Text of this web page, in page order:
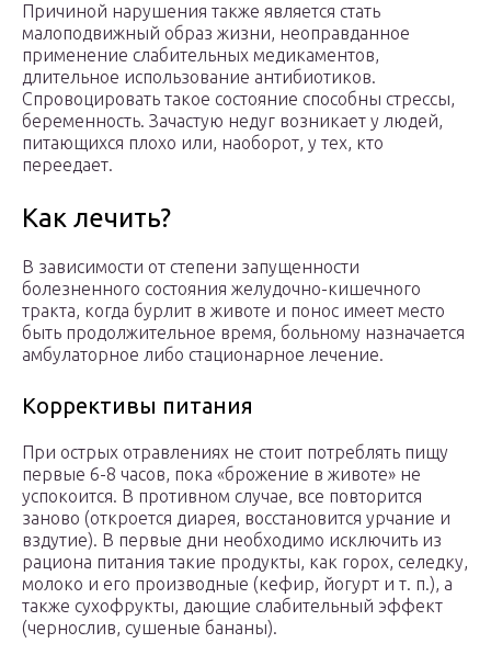
Причиной нарушения также является стать
малоподвижный образ жизни, неоправданное
применение слабительных медикаментов,
длительное использование антибиотиков.
Спровоцировать такое состояние способны стрессы,
беременность. Зачастую недуг возникает у людей,
питающихся плохо или, наоборот, у тех, кто
переедает.
Как лечить?
В зависимости от степени запущенности
болезненного состояния желудочно-кишечного
тракта, когда бурлит в животе и понос имеет место
быть продолжительное время, больному назначается
амбулаторное либо стационарное лечение.
Коррективы питания
При острых отравлениях не стоит потреблять пищу
первые 6-8 часов, пока «брожение в животе» не
успокоится. В противном случае, все повторится
заново (откроется диарея, восстановится урчание и
вздутие). В первые дни необходимо исключить из
рациона питания такие продукты, как горох, селедку,
молоко и его производные (кефир, йогурт и т. п.), а
также сухофрукты, дающие слабительный эффект
(чернослив, сушеные бананы).